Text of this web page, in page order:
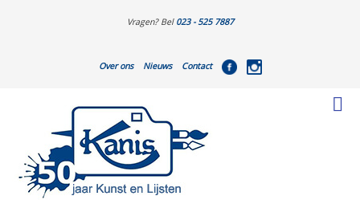
Vragen? Bel 023 - 525 7887
Over ons Nieuws Contact